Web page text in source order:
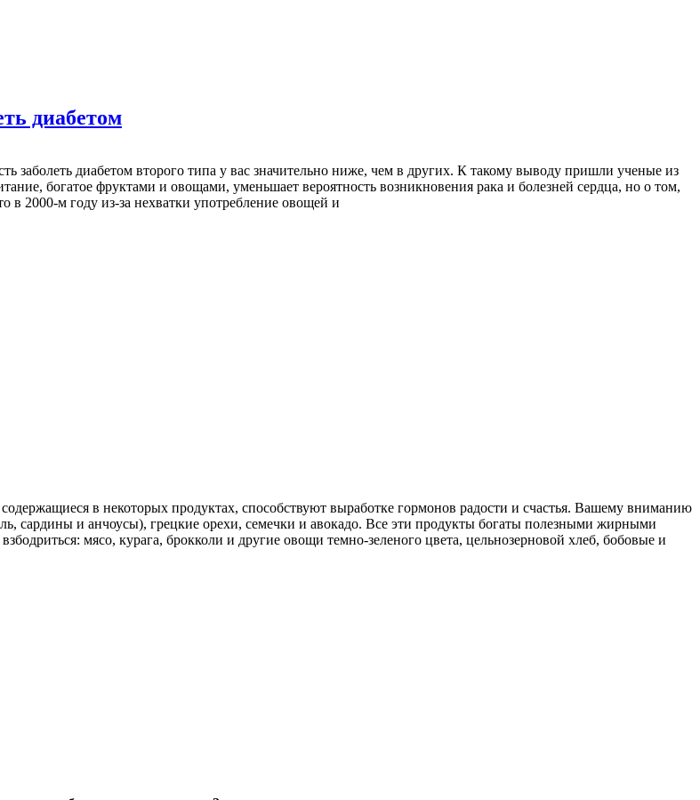
диабетом
заболеть диабетом второго типа у вас значительно ниже, чем в других. К такому выводу пришли ученые из
богатое фруктами и овощами, уменьшает вероятность возникновения рака и болезней сердца, но о том,
в 2000-м году из-за нехватки употребление овощей и
в некоторых продуктах, способствуют выработке гормонов радости и счастья. Вашему вниманию
сардины и анчоусы), грецкие орехи, семечки и авокадо. Все эти продукты богаты полезными жирными
мясо, курага, брокколи и другие овощи темно-зеленого цвета, цельнозерновой хлеб, бобовые и